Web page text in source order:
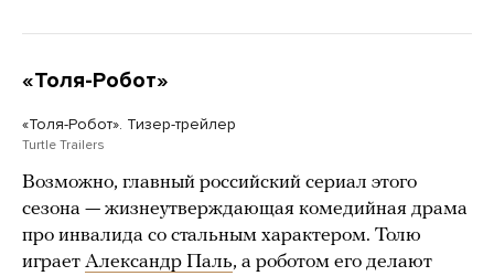
«Толя-Робот»
«Толя-Робот». Тизер-трейлер
Turtle Trailers
Возможно, главный российский сериал этого
сезона — жизнеутверждающая комедийная драма
про инвалида со стальным характером. Толю
играет Александр Паль, а роботом его делают